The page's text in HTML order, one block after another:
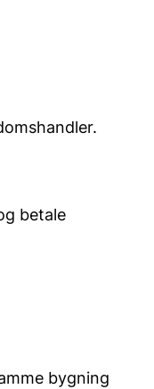
betale
bygning